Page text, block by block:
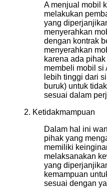
A menjual mobil
melakukan
yang
menyerahkan
dengan kontrak
menyerahkan
karena ada
membeli mobil si
lebih tinggi dari
buruk) untuk
sesuai dalam
2. Ketidakmampuan
Dalam hal ini
pihak yang
memiliki
melaksanakan
yang
kemampuan
sesuai dengan